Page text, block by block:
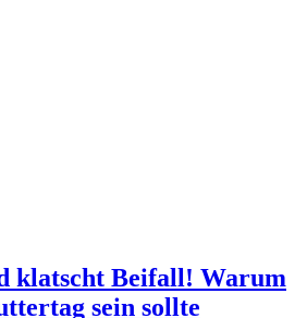
klatscht Beifall! Warum
sein sollte